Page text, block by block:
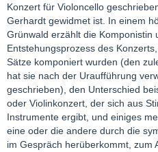
Konzert für Violoncello
Gerhardt gewidmet ist. In einem
Grünwald erzählt die Komponistin
Entstehungsprozess des
Sätze komponiert wurden (den
hat sie nach der Uraufführung
geschrieben), den Unterschied
oder Violinkonzert, der sich aus
Instrumente ergibt, und einiges
eine oder die andere durch die
im Gespräch herüberkommt, zum